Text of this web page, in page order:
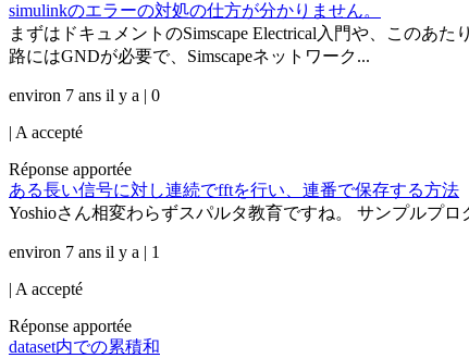
simulinkのエラーの対処の仕方が分かりません。
まずはドキュメントのSimscape Electrical入門や、このあ
路にはGNDが必要で、Simscapeネットワーク...
environ 7 ans il y a | 0
| A accepté
Réponse apportée
ある長い信号に対し連続でfftを行い、連番で保存する方法
Yoshioさん相変わらずスパルタ教育ですね。 サンプルプロ
environ 7 ans il y a | 1
| A accepté
Réponse apportée
dataset内での累積和